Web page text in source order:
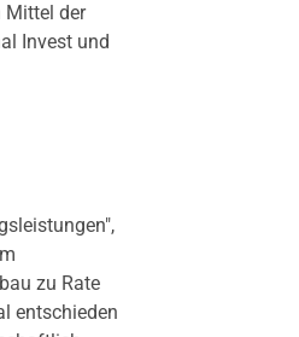
Mittel der
Invest und
zu Rate
entschieden